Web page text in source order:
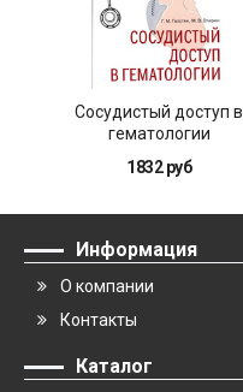
Сосудистый доступ в
гематологии
1832 руб
Информация
О компании
Контакты
Каталог